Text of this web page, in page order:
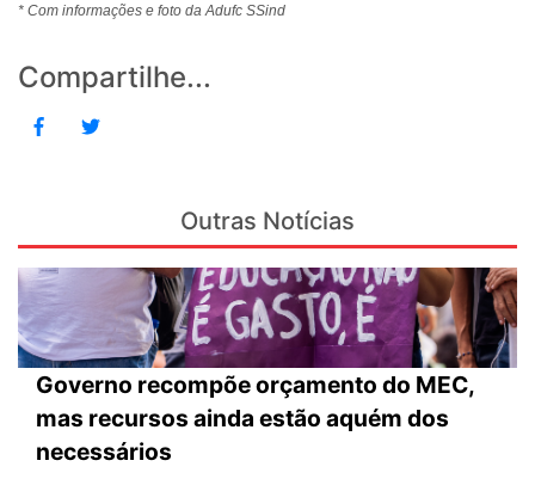
* Com informações e foto da Adufc SSind
Compartilhe...
Outras Notícias
Governo recompõe orçamento do MEC,
mas recursos ainda estão aquém dos
necessários